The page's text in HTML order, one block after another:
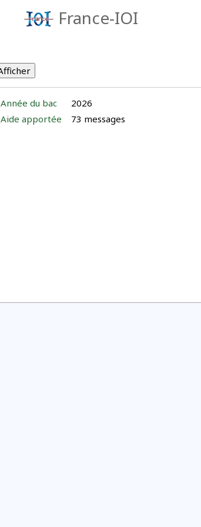
France-IOI
Année du bac
2026
Aide apportée
73 messages